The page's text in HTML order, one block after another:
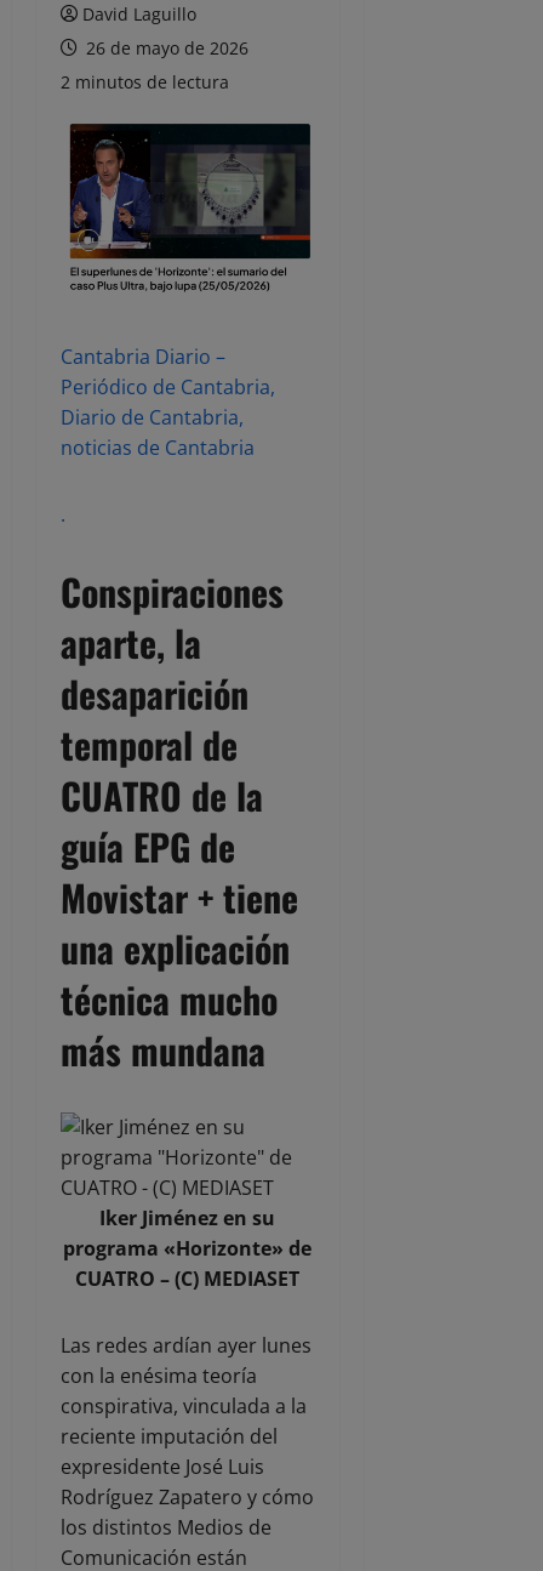
David Laguillo
26 de mayo de 2026
2 minutos de lectura
Cantabria Diario –
Periódico de Cantabria,
Diario de Cantabria,
noticias de Cantabria
.
Conspiraciones
aparte, la
desaparición
temporal de
CUATRO de la
guía EPG de
Movistar + tiene
una explicación
técnica mucho
más mundana
Iker Jiménez en su
programa «Horizonte» de
CUATRO – (C) MEDIASET
Las redes ardían ayer lunes
con la enésima teoría
conspirativa, vinculada a la
reciente imputación del
expresidente José Luis
Rodríguez Zapatero y cómo
los distintos Medios de
Comunicación están